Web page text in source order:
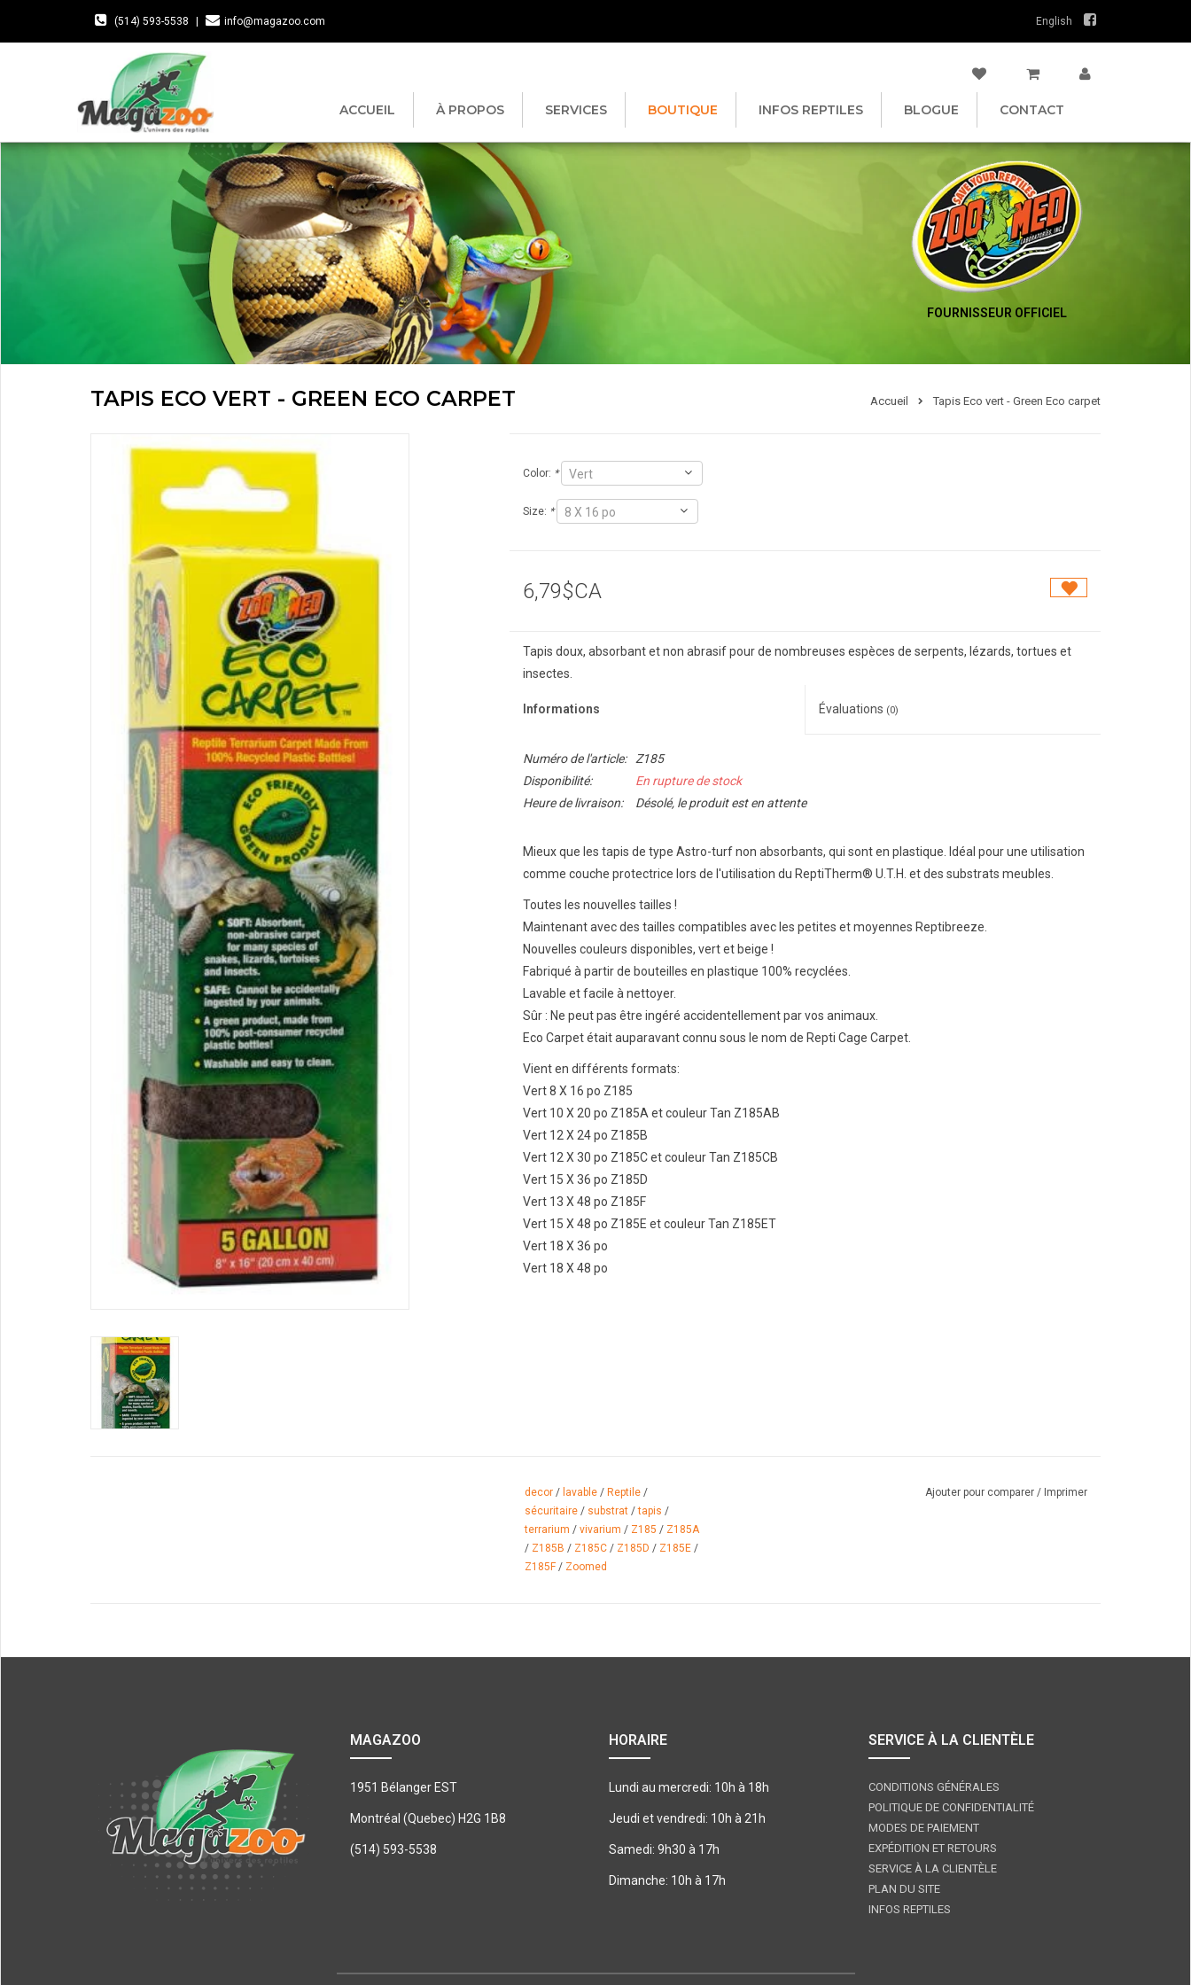
(514) 593-5538 info@magazoo.com English
ACCUEIL À PROPOS SERVICES BOUTIQUE INFOS REPTILES BLOGUE CONTACT
FOURNISSEUR OFFICIEL
TAPIS ECO VERT - GREEN ECO CARPET Accueil Tapis Eco vert - Green Eco carpet
Color: * Vert
Size: * 8 X 16 po
6,79$CA
Tapis doux, absorbant et non abrasif pour de nombreuses espèces de serpents, lézards, tortues et
insectes.
Informations Évaluations (0)
Numéro de l'article:
Z185
Disponibilité:
En rupture de stock
Heure de livraison:
Désolé, le produit est en attente
Mieux que les tapis de type Astro-turf non absorbants, qui sont en plastique. Idéal pour une utilisation
comme couche protectrice lors de l'utilisation du ReptiTherm® U.T.H. et des substrats meubles.
Toutes les nouvelles tailles !
Maintenant avec des tailles compatibles avec les petites et moyennes Reptibreeze.
Nouvelles couleurs disponibles, vert et beige !
Fabriqué à partir de bouteilles en plastique 100% recyclées.
Lavable et facile à nettoyer.
Sûr : Ne peut pas être ingéré accidentellement par vos animaux.
Eco Carpet était auparavant connu sous le nom de Repti Cage Carpet.
Vient en différents formats:
Vert 8 X 16 po Z185
Vert 10 X 20 po Z185A et couleur Tan Z185AB
Vert 12 X 24 po Z185B
Vert 12 X 30 po Z185C et couleur Tan Z185CB
Vert 15 X 36 po Z185D
Vert 13 X 48 po Z185F
Vert 15 X 48 po Z185E et couleur Tan Z185ET
Vert 18 X 36 po
Vert 18 X 48 po
decor / lavable / Reptile /
sécuritaire / substrat /tapis /
terrarium / vivarium / Z185 / Z185A
/ Z185B / Z185C / Z185D / Z185E /
Z185F/ Zoomed
Ajouter pour comparer / Imprimer
MAGAZOO
1951 Bélanger EST
Montréal (Quebec) H2G 1B8
(514) 593-5538
HORAIRE
Lundi au mercredi: 10h à 18h
Jeudi et vendredi: 10h à 21h
Samedi: 9h30 à 17h
Dimanche: 10h à 17h
SERVICE À LA CLIENTÈLE
CONDITIONS GÉNÉRALES
POLITIQUE DE CONFIDENTIALITÉ
MODES DE PAIEMENT
EXPÉDITION ET RETOURS
SERVICE À LA CLIENTÈLE
PLAN DU SITE
INFOS REPTILES